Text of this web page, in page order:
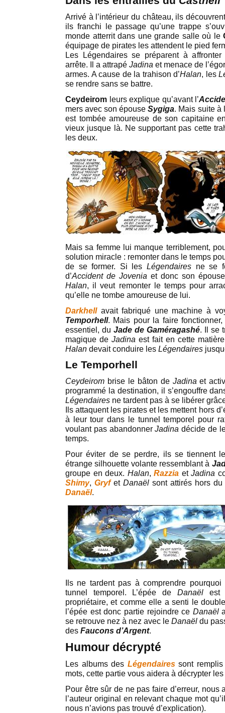
Arrivé à l’intérieur du château, ils
ils franchi le passage qu’une trappe
monde atterrit dans une grande salle où le
équipage de pirates les attendent le pied
Les Légendaires se préparent à
arrête. Il a attrapé Jadina et menace de
armes. A cause de la trahison d’Halan, les
se rendre sans se battre.
Ceydeirom leurs explique qu’avant l’
mers avec son épouseSygiga. Mais suite à
est tombée amoureuse de son capitaine
vieux jusque là. Ne supportant pas cette
les deux.
Mais sa femme lui manque terriblement,
solution miracle : remonter dans le temps
de se former. Si lesLégendaires ne se
d’Accident de Jovenia et donc son
Halan, il veut remonter le temps pour
qu’elle ne tombe amoureuse de lui.
Darkhellavait fabriqué une machine à
Temporhell. Mais pour la faire
essentiel, du Jade de Gaméragashé. Il se
magique de Jadina est fait en cette
Halan devait conduire les Légendaires
Le Temporhell
Ceydeirom brise le bâton de Jadina et
programmé la destination, il s’engouffre
Légendaires ne tardent pas à se libérer
Ils attaquent les pirates et les mettent hors
à leur tour dans le tunnel temporel pour
voulant pas abandonnerJadina décide de
temps.
Pour éviter de se perdre, ils se tiennent
étrange silhouette volante ressemblant à
groupe en deux. Halan,Razzia etJadina
Shimy, Gryf et Danaël sont attirés hors
Danaël.
Ils ne tardent pas à comprendre
tunnel temporel. L’épée de Danaëlest
propriétaire, et comme elle a senti le
l’épée est donc partie rejoindre ce Danaël
se retrouve nez à nez avec le Danaël du
des Faucons d’Argent.
Humour décrypté
Les albums des Légendairessont remplis
mots, cette partie vous aidera à décrypter
Pour être sûr de ne pas faire d’erreur,
l’auteur original en relevant chaque mot
nous n’avions pas trouvé d’explication).